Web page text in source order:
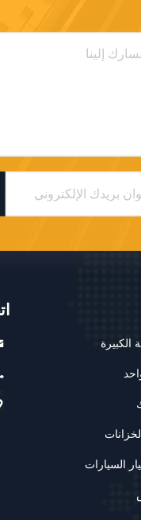
السيارات